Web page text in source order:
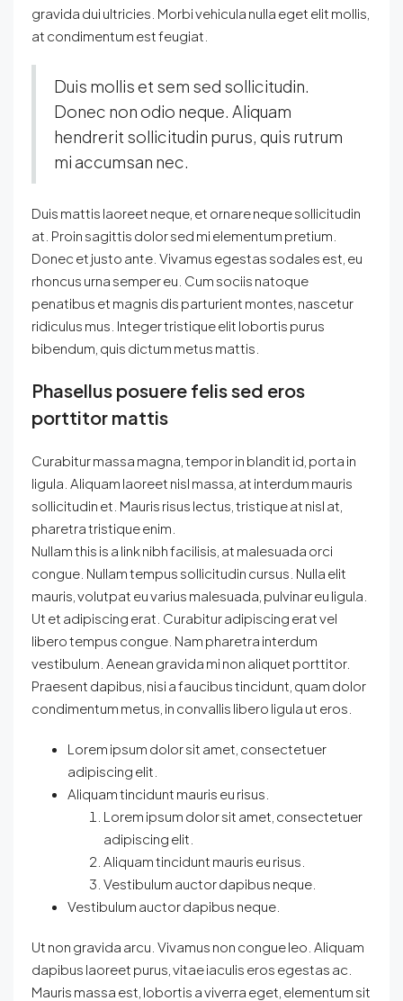
gravida dui ultricies. Morbi vehicula nulla eget elit mollis,
at condimentum est feugiat.
Duis mollis et sem sed sollicitudin.
Donec non odio neque. Aliquam
hendrerit sollicitudin purus, quis rutrum
mi accumsan nec.
Duis mattis laoreet neque, et ornare neque sollicitudin
at. Proin sagittis dolor sed mi elementum pretium.
Donec et justo ante. Vivamus egestas sodales est, eu
rhoncus urna semper eu. Cum sociis natoque
penatibus et magnis dis parturient montes, nascetur
ridiculus mus. Integer tristique elit lobortis purus
bibendum, quis dictum metus mattis.
Phasellus posuere felis sed eros
porttitor mattis
Curabitur massa magna, tempor in blandit id, porta in
ligula. Aliquam laoreet nisl massa, at interdum mauris
sollicitudin et. Mauris risus lectus, tristique at nisl at,
pharetra tristique enim.
Nullam this is a link nibh facilisis, at malesuada orci
congue. Nullam tempus sollicitudin cursus. Nulla elit
mauris, volutpat eu varius malesuada, pulvinar eu ligula.
Ut et adipiscing erat. Curabitur adipiscing erat vel
libero tempus congue. Nam pharetra interdum
vestibulum. Aenean gravida mi non aliquet porttitor.
Praesent dapibus, nisi a faucibus tincidunt, quam dolor
condimentum metus, in convallis libero ligula ut eros.
Lorem ipsum dolor sit amet, consectetuer
adipiscing elit.
Aliquam tincidunt mauris eu risus.
Lorem ipsum dolor sit amet, consectetuer
adipiscing elit.
Aliquam tincidunt mauris eu risus.
Vestibulum auctor dapibus neque.
Vestibulum auctor dapibus neque.
Ut non gravida arcu. Vivamus non congue leo. Aliquam
dapibus laoreet purus, vitae iaculis eros egestas ac.
Mauris massa est, lobortis a viverra eget, elementum sit